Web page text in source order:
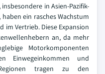
in Asien-Pazifik-
ein rasches Wachstum
Vertrieb. Diese Expansion
an, da mehr
Motorkomponenten
Einwegeinkommen und
tragen zu den